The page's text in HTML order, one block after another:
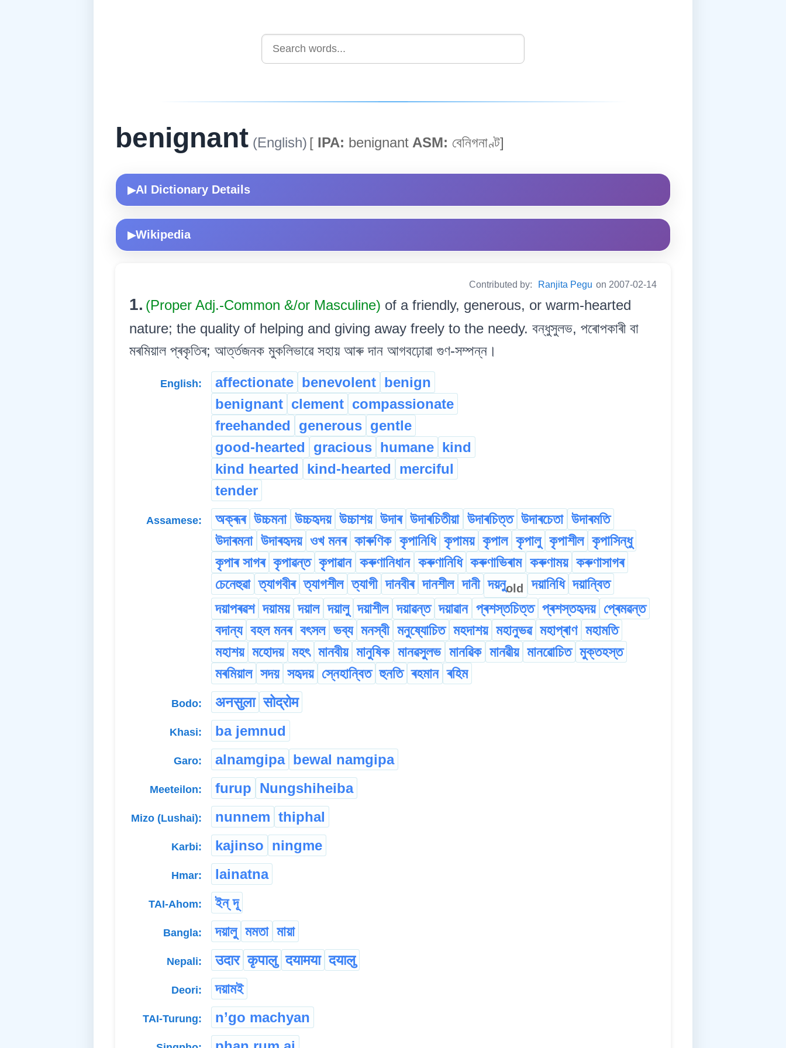
benignant (English) [ IPA: benignant ASM: বেনিগনাণ্ট]
▶AI Dictionary Details
▶Wikipedia
Contributed by: Ranjita Pegu on 2007-02-14
1. (Proper Adj.-Common &/or Masculine) of a friendly, generous, or warm-hearted
nature; the quality of helping and giving away freely to the needy. বন্ধুসুলভ, পৰোপকাৰী বা
মৰমিয়াল প্ৰকৃতিৰ; আৰ্ত্তজনক মুকলিভাৱে সহায় আৰু দান আগবঢ়োৱা গুণ-সম্পন্ন।
English: affectionate benevolent benign
benignant clement compassionate
freehanded
generous gentle
good-hearted
gracious humane kind
kind hearted
kind-hearted
merciful
tender
Assamese: অক্ৰূৰ উচ্চমনা উচ্চহৃদয় উচ্চাশয় উদাৰ উদাৰচিতীয়া উদাৰচিত্ত উদাৰচেতা উদাৰমতি
উদাৰমনা উদাৰহৃদয় ওখ মনৰ কাৰুণিক কৃপানিধি কৃপাময় কৃপাল কৃপালু কৃপাশীল কৃপাসিন্ধু
কৃপাৰ সাগৰ কৃপাৱন্ত কৃপাৱান কৰুণানিধান কৰুণানিধি কৰুণাভিৰাম কৰুণাময় কৰুণাসাগৰ
চেনেহুৱা ত্যাগবীৰ ত্যাগশীল ত্যাগী দানবীৰ দানশীল দানী দয়নুold দয়ানিধি দয়ান্বিত
দয়াপৰৱশ দয়াময় দয়াল দয়ালু দয়াশীল দয়াৱন্ত দয়াৱান প্ৰশস্তচিত্ত প্ৰশস্তহৃদয় প্ৰেমৱন্ত
বদান্য বহল মনৰ বৎসল ভব্য মনস্বী মনুষ্যোচিত মহদাশয় মহানুভৱ মহাপ্ৰাণ মহামতি
মহাশয় মহোদয় মহৎ মানবীয় মানুষিক মানৱসুলভ মানৱিক মানৱীয় মানৱোচিত মুক্তহস্ত
মৰমিয়াল সদয় সহৃদয় স্নেহান্বিত হুনতি ৰহমান ৰহিম
Bodo: अनसुला सोद्रोम
Khasi: ba jemnud
Garo: alnamgipa bewal namgipa
Meeteilon: furup Nungshiheiba
Mizo (Lushai): nunnem thiphal
Karbi: kajinso ningme
Hmar: lainatna
TAI-Ahom: ইন্ দূ
Bangla: দয়ালু মমতা মায়া
Nepali: उदार कृपालु दयामया दयालु
Deori: দয়ামই
TAI-Turung: n’go machyan